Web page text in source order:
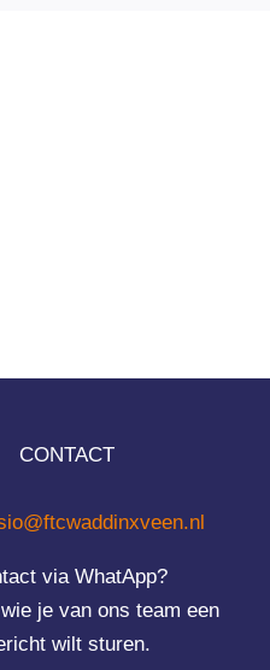
CONTACT
via WhatApp?
je van ons team een
wilt sturen.